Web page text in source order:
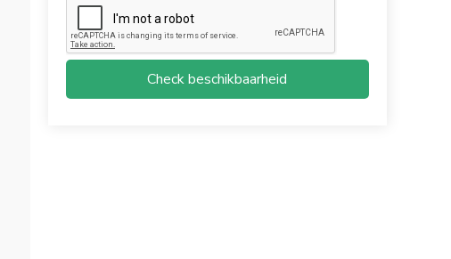
Check beschikbaarheid